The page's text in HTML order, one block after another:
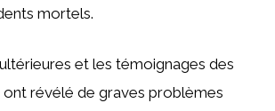
mortels.
et les témoignages des
révélé de graves problèmes